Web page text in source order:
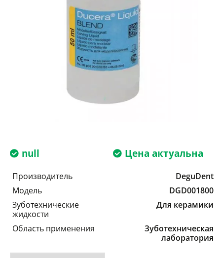
null Цена актуальна
Производитель
DeguDent
Модель
DGD001800
Зуботехнические
жидкости
Для керамики
Область применения
Зуботехническая
лаборатория